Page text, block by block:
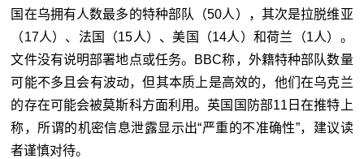
国在乌拥有人数最多的特种部队（50人），其次是拉脱维亚
（17人）、法国（15人）、美国（14人）和荷兰（1人）。
文件没有说明部署地点或任务。BBC称，外籍特种部队数量
可能不多且会有波动，但其本质上是高效的，他们在乌克兰
的存在可能会被莫斯科方面利用。英国国防部11日在推特上
称，所谓的机密信息泄露显示出“严重的不准确性”，建议读
者谨慎对待。